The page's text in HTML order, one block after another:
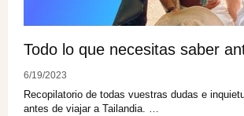
bangkok-kanchanaburi-kho-
Redes Sociales:
https://www.instagram.com/
TikTok:
6/19/2023
Recopilatorio de todas vuestras dudas e
antes de viajar a Tailandia.